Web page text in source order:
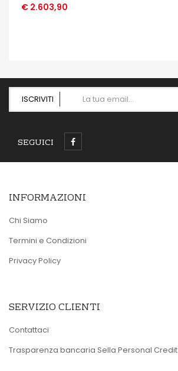
€ 2.603,90
OCCHIATA VELOCE
ISCRIVITI
SEGUICI
INFORMAZIONI
Chi Siamo
Termini e Condizioni
Privacy Policy
SERVIZIO CLIENTI
Contattaci
Trasparenza bancaria Sella Personal Credit